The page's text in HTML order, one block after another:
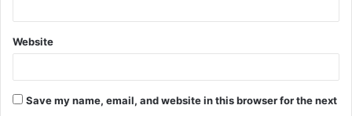
Website
Save my name, email, and website in this browser for the next